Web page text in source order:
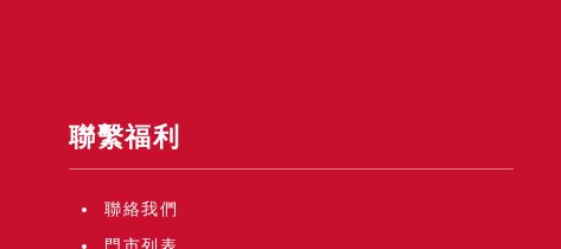
聯繫福利
聯絡我們